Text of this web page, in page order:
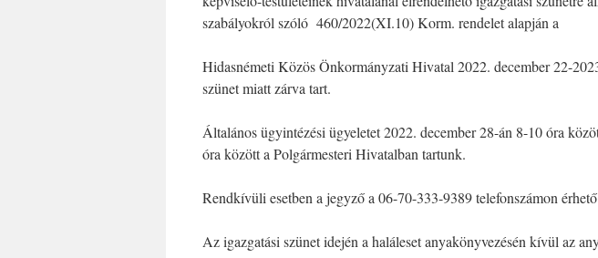
szabályokról szóló 460/2022(XI.10) Korm. rendelet alapján a
Hidasnémeti Közös Önkormányzati Hivatal 2022. december 22-
szünet miatt zárva tart.
Általános ügyintézési ügyeletet 2022. december 28-án 8-10 óra
óra között a Polgármesteri Hivatalban tartunk.
Rendkívüli esetben a jegyző a 06-70-333-9389 telefonszámon
Az igazgatási szünet idején a haláleset anyakönyvezésén kívül az